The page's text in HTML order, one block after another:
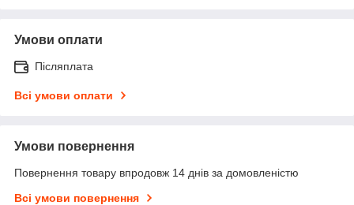
Умови оплати
Післяплата
Всі умови оплати
Умови повернення
Повернення товару впродовж 14 днів за домовленістю
Всі умови повернення